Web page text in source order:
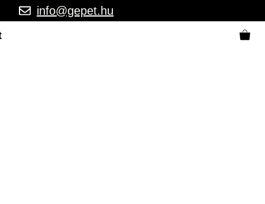
info@gepet.hu